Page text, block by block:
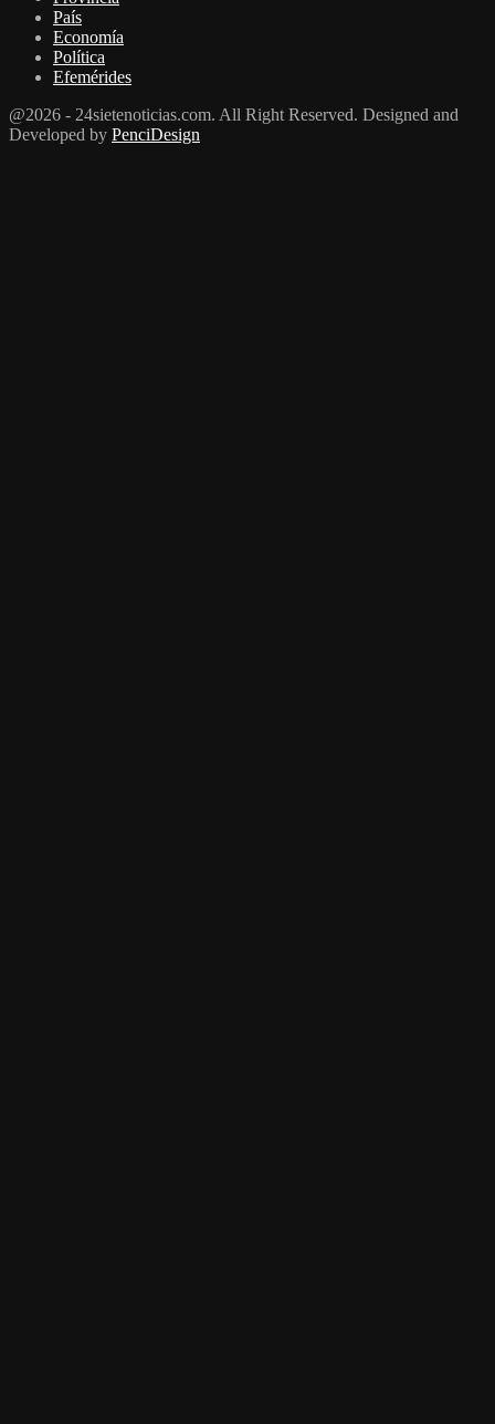
País
Economía
Política
Efemérides
@2026 - 24sietenoticias.com. All Right Reserved. Designed and
Developed by PenciDesign